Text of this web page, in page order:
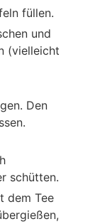
füllen.
und
(vielleicht
Den
schütten.
dem Tee